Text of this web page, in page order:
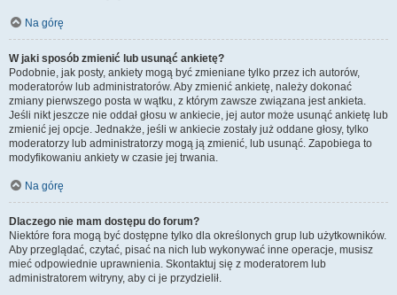
Na górę
W jaki sposób zmienić lub usunąć ankietę?
Podobnie, jak posty, ankiety mogą być zmieniane tylko przez ich autorów,
moderatorów lub administratorów. Aby zmienić ankietę, należy dokonać
zmiany pierwszego posta w wątku, z którym zawsze związana jest ankieta.
Jeśli nikt jeszcze nie oddał głosu w ankiecie, jej autor może usunąć ankietę lub
zmienić jej opcje. Jednakże, jeśli w ankiecie zostały już oddane głosy, tylko
moderatorzy lub administratorzy mogą ją zmienić, lub usunąć. Zapobiega to
modyfikowaniu ankiety w czasie jej trwania.
Na górę
Dlaczego nie mam dostępu do forum?
Niektóre fora mogą być dostępne tylko dla określonych grup lub użytkowników.
Aby przeglądać, czytać, pisać na nich lub wykonywać inne operacje, musisz
mieć odpowiednie uprawnienia. Skontaktuj się z moderatorem lub
administratorem witryny, aby ci je przydzielił.